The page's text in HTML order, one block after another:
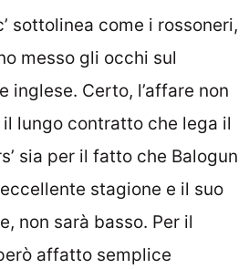
sottolinea come i rossoneri,
messo gli occhi sul
inglese. Certo, l’affare non
lungo contratto che lega il
sia per il fatto che Balogun
stagione e il suo
non sarà basso. Per il
affatto semplice